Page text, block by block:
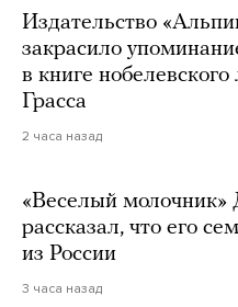
Издательство
закрасило
в книге
Грасса
2 часа назад
«Веселый молочник»
рассказал, что его
из России
3 часа назад